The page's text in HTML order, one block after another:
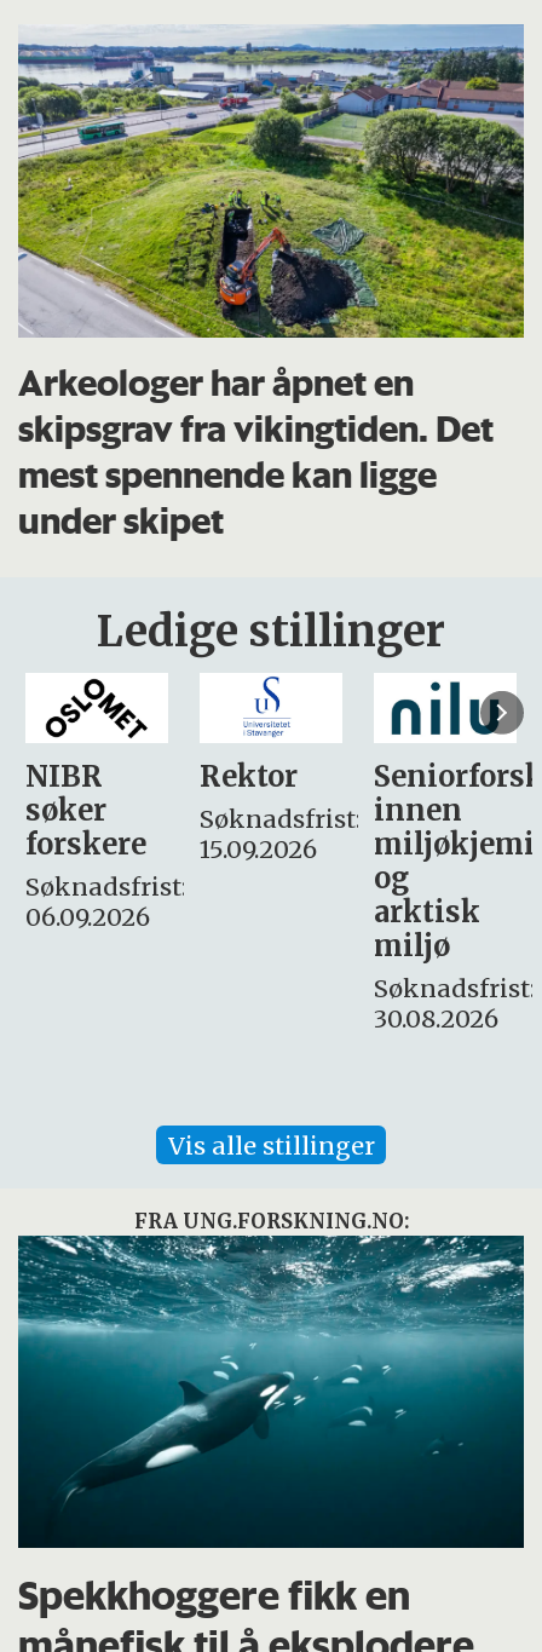
Arkeologer har åpnet en
skipsgrav fra vikingtiden. Det
mest spennende kan ligge
under skipet
Ledige stillinger
Rektor
Søknadsfrist:
15.09.2026
Seniorforsker
innen
miljøkjemi
søker
– fast
Søknadsfrist:
16. august.
Vis alle stillinger
FRA UNG.FORSKNING.NO:
Spekkhoggere fikk en